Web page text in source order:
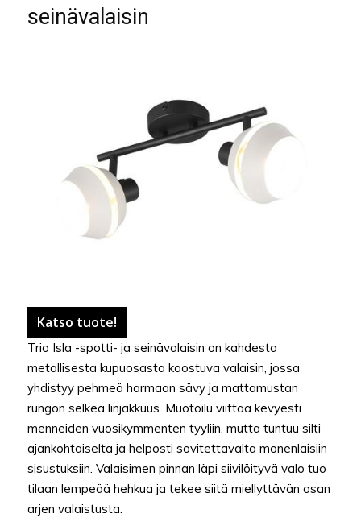
seinävalaisin
Katso tuote!
Trio Isla -spotti- ja seinävalaisin on kahdesta
metallisesta kupuosasta koostuva valaisin, jossa
yhdistyy pehmeä harmaan sävy ja mattamustan
rungon selkeä linjakkuus. Muotoilu viittaa kevyesti
menneiden vuosikymmenten tyyliin, mutta tuntuu silti
ajankohtaiselta ja helposti sovitettavalta monenlaisiin
sisustuksiin. Valaisimen pinnan läpi siivilöityvä valo tuo
tilaan lempeää hehkua ja tekee siitä miellyttävän osan
arjen valaistusta.